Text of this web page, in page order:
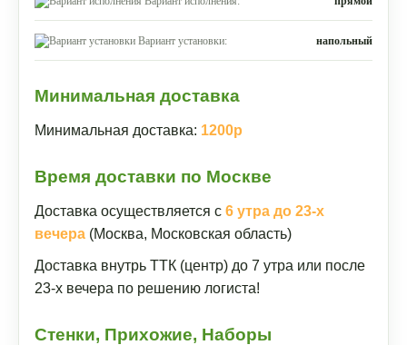
Вариант установки: напольный
Минимальная доставка
Минимальная доставка: 1200р
Время доставки по Москве
Доставка осуществляется с 6 утра до 23-х
вечера (Москва, Московская область)
Доставка внутрь ТТК (центр) до 7 утра или после
23-х вечера по решению логиста!
Стенки, Прихожие, Наборы